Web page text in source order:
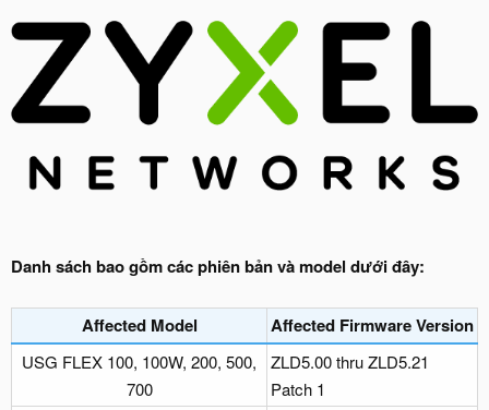
Danh sách bao gồm các phiên bản và model dưới đây:
Affected Model​ Affected Firmware Version
USG FLEX 100, 100W, 200, 500,
700​
ZLD5.00 thru ZLD5.21
Patch 1